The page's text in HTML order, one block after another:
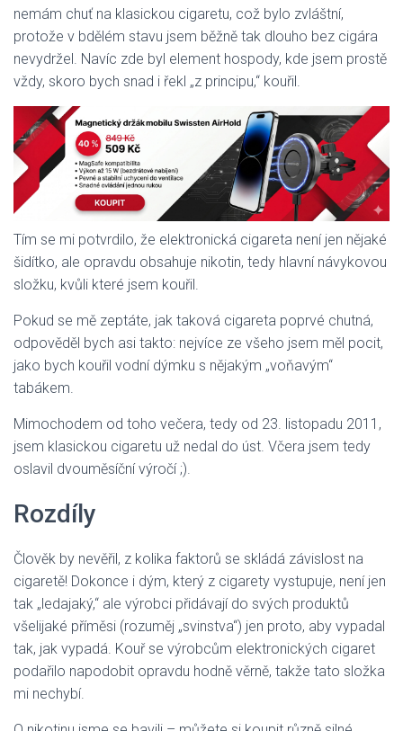
nemám chuť na klasickou cigaretu, což bylo zvláštní,
protože v bdělém stavu jsem běžně tak dlouho bez cigára
nevydržel. Navíc zde byl element hospody, kde jsem prostě
vždy, skoro bych snad i řekl „z principu,“ kouřil.
Tím se mi potvrdilo, že elektronická cigareta není jen nějaké
šidítko, ale opravdu obsahuje nikotin, tedy hlavní návykovou
složku, kvůli které jsem kouřil.
Pokud se mě zeptáte, jak taková cigareta poprvé chutná,
odpověděl bych asi takto: nejvíce ze všeho jsem měl pocit,
jako bych kouřil vodní dýmku s nějakým „voňavým“
tabákem.
Mimochodem od toho večera, tedy od 23. listopadu 2011,
jsem klasickou cigaretu už nedal do úst. Včera jsem tedy
oslavil dvouměsíční výročí ;).
Rozdíly
Člověk by nevěřil, z kolika faktorů se skládá závislost na
cigaretě! Dokonce i dým, který z cigarety vystupuje, není jen
tak „ledajaký,“ ale výrobci přidávají do svých produktů
všelijaké příměsi (rozuměj „svinstva“) jen proto, aby vypadal
tak, jak vypadá. Kouř se výrobcům elektronických cigaret
podařilo napodobit opravdu hodně věrně, takže tato složka
mi nechybí.